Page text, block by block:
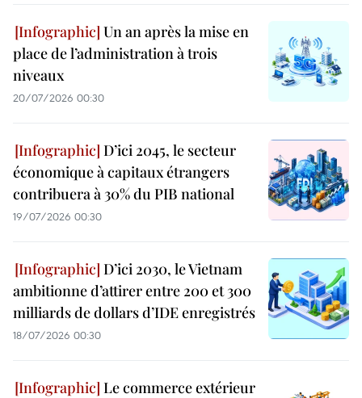
Un an après la mise en
place de l’administration à trois
niveaux
20/07/2026 00:30
D’ici 2045, le secteur
économique à capitaux étrangers
contribuera à 30% du PIB national
19/07/2026 00:30
D’ici 2030, le Vietnam
ambitionne d’attirer entre 200 et 300
milliards de dollars d’IDE enregistrés
18/07/2026 00:30
Le commerce extérieur